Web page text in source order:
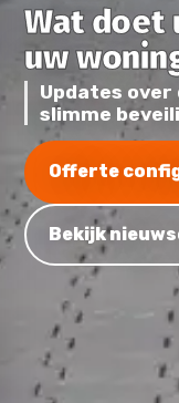
Wat doet
uw
Updates
slimme
Offerte
Bekijk